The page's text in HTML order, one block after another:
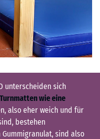
unterscheiden sich
Turnmatten wie eine
also eher weich und für
bestehen
sind also